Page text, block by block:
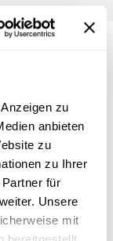
zu
anbieten
zu
zu Ihrer
für
Unsere
mit
Wir